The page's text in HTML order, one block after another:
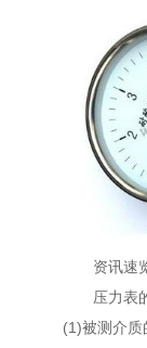
资讯速
压力表
(1)被测介